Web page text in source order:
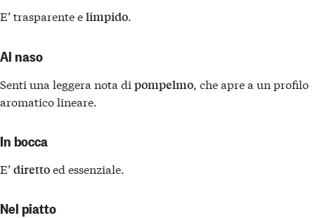
E’ trasparente elimpido.
Al naso
Senti una leggera nota di pompelmo, che apre a un profilo
aromatico lineare.
In bocca
E’direttoed essenziale.
Nel piatto